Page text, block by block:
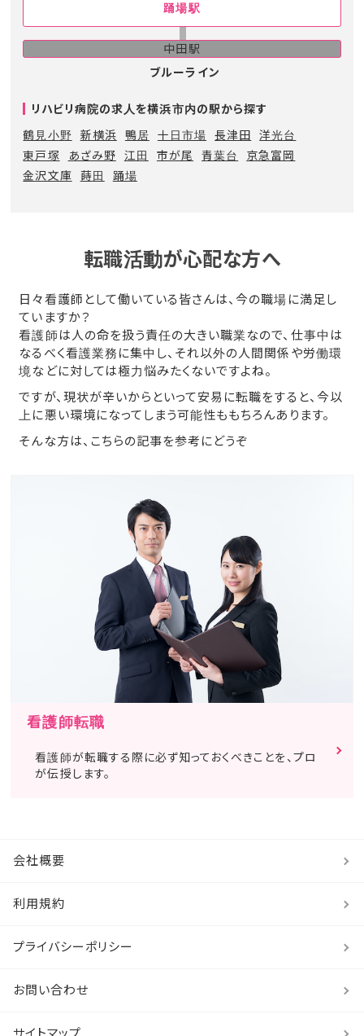
踊場駅
中田駅
ブルーライン
リハビリ病院の求人を横浜市内の駅から探す
鶴見小野
新横浜 鴨居 十日市場 長津田
洋光台
東戸塚
あざみ野 江田 市が尾 青葉台
京急富岡
金沢文庫
蒔田 踊場
転職活動が心配な方へ
日々看護師として働いている皆さんは、今の職場に満足し
ていますか？
看護師は人の命を扱う責任の大きい職業なので、仕事中は
なるべく看護業務に集中し、それ以外の人間関係や労働環
境などに対しては極力悩みたくないですよね。
ですが、現状が辛いからといって安易に転職をすると、今以
上に悪い環境になってしまう可能性ももちろんあります。
そんな方は、こちらの記事を参考にどうぞ
看護師転職
看護師が転職する際に必ず知っておくべきことを、プロ
が伝授します。
会社概要
利用規約
プライバシーポリシー
お問い合わせ